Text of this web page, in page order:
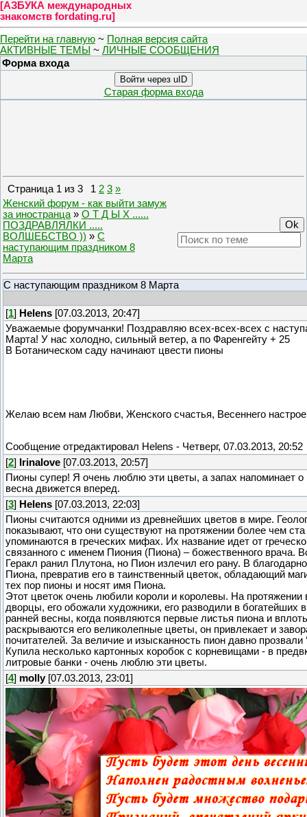
[АЗБУКА международных
знакомств fordating.ru]
Перейти на главную ~ Полная версия сайта
АКТИВНЫЕ ТЕМЫ ~ ЛИЧНЫЕ СООБЩЕНИЯ
Форма входа
Войти через uID
Старая форма входа
Страница 1 из 3 1 2 3 »
Женский форум - как выйти замуж
за иностранца » О Т Д Ы Х ......
ПОЗДРАВЛЯЛКИ .....
ВОЛШЕБСТВО )) » С
наступающим праздником 8
Марта
С наступающим праздником 8 Марта
[1] Helens [07.03.2013, 20:47]
Уважаемые форумчанки! Поздравляю всех-всех-всех с
Марта! У нас холодно, сильный ветер, а по Фаренгейту + 25
В Ботаническом саду начинают цвести пионы
Желаю всем нам Любви, Женского счастья, Весеннего
Сообщение отредактировал Helens - Четверг, 07.03.2013, 20:52
[2] Irinalove [07.03.2013, 20:57]
Пионы супер! Я очень люблю эти цветы, а запах напоминает о
весна движется вперед.
[3] Helens [07.03.2013, 22:03]
Пионы считаются одними из древнейших цветов в мире.
показывают, что они существуют на протяжении более чем
упоминаются в греческих мифах. Их название идет от
связанного с именем Пиония (Пиона) – божественного врача.
Геракл ранил Плутона, но Пион излечил его рану. В
Пиона, превратив его в таинственный цветок, обладающий
тех пор пионы и носят имя Пиона.
Этот цветок очень любили короли и королевы. На протяжении
дворцы, его обожали художники, его разводили в богатейших
ранней весны, когда появляются первые листья пиона и
раскрываются его великолепные цветы, он привлекает и
почитателей. За величие и изысканность пион давно прозвали
Купила несколько картонных коробок с корневищами - в
литровые банки - очень люблю эти цветы.
[4] molly [07.03.2013, 23:01]